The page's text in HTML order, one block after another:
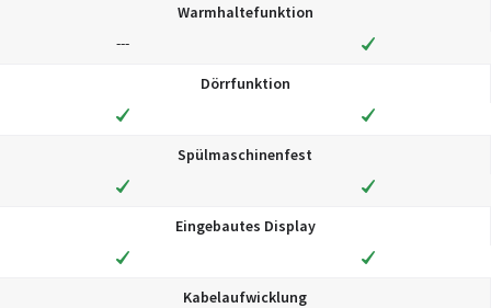
Warmhaltefunktion
---
Dörrfunktion
Spülmaschinenfest
Eingebautes Display
Kabelaufwicklung